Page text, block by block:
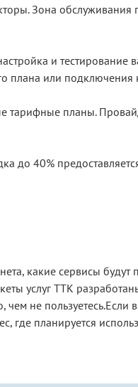
Зона
и тестирование
плана или подключения
планы.
до 40%
какие сервисы
услуг ТТК
не пользуетесь.Если
планируется